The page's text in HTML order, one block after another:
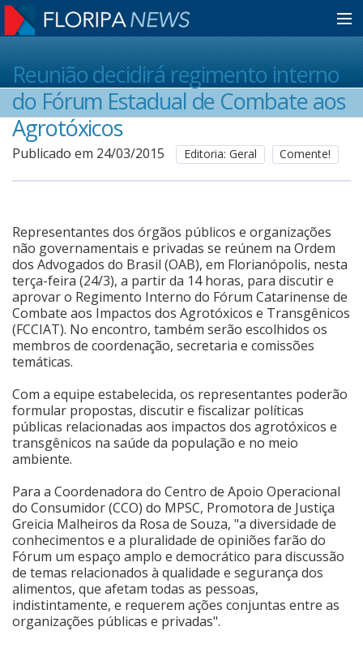
Home
Notícias
Classificados
Guia de Serviços
Anuncie
Cinema
Agenda Cultural
Anuncie
Fale Conosco
Reunião decidirá regimento interno
do Fórum Estadual de Combate aos
Agrotóxicos
Publicado em 24/03/2015 Editoria: Geral Comente!
Representantes dos órgãos públicos e organizações
não governamentais e privadas se reúnem na Ordem
dos Advogados do Brasil (OAB), em Florianópolis, nesta
terça-feira (24/3), a partir da 14 horas, para discutir e
aprovar o Regimento Interno do Fórum Catarinense de
Combate aos Impactos dos Agrotóxicos e Transgênicos
(FCCIAT). No encontro, também serão escolhidos os
membros de coordenação, secretaria e comissões
temáticas.
Com a equipe estabelecida, os representantes poderão
formular propostas, discutir e fiscalizar políticas
públicas relacionadas aos impactos dos agrotóxicos e
transgênicos na saúde da população e no meio
ambiente.
Para a Coordenadora do Centro de Apoio Operacional
do Consumidor (CCO) do MPSC, Promotora de Justiça
Greicia Malheiros da Rosa de Souza, "a diversidade de
conhecimentos e a pluralidade de opiniões farão do
Fórum um espaço amplo e democrático para discussão
de temas relacionados à qualidade e segurança dos
alimentos, que afetam todas as pessoas,
indistintamente, e requerem ações conjuntas entre as
organizações públicas e privadas".